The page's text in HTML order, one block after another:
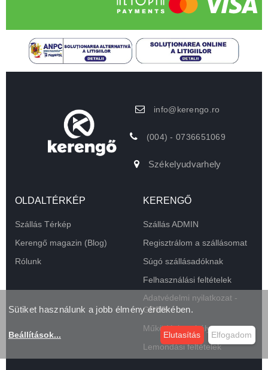
info@kerengo.ro
(004) - 0736651069
Székelyudvarhely
OLDALTÉRKÉP
Szállás Térkép
Kerengő magazin (Blog)
Rólunk
KERENGŐ
Szállás ADMIN
Regisztrálom a szállásomat
Súgó szállásadóknak
Felhasználási feltételek
Adatvédelmi nyilatkozat -
GDPR
Működési szabályzat
Lemondási feltételek
Sütiket használunk a jobb élmény érdekében.
Beállítások... Elutasítás Elfogadom